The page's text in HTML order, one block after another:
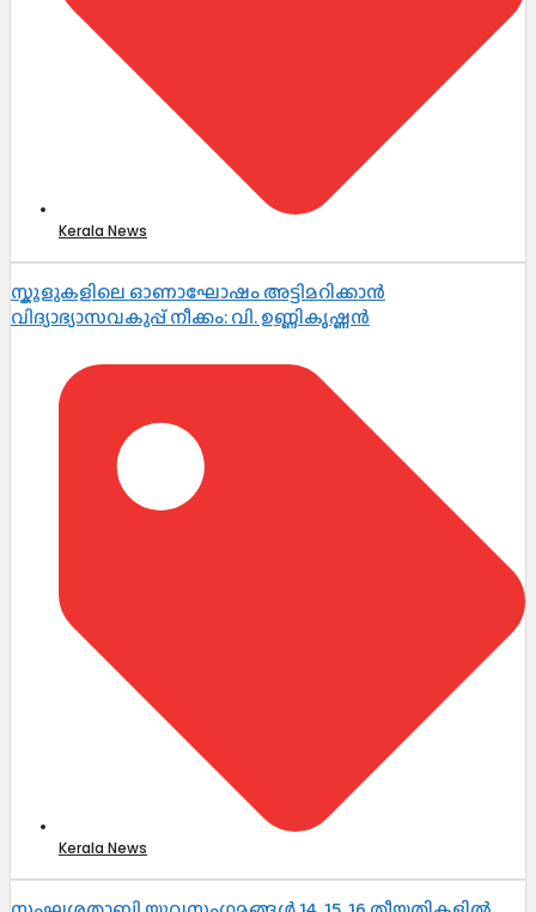
Kerala News
സ്കൂളുകളിലെ ഓണാഘോഷം അട്ടിമറിക്കാൻ
വിദ്യാഭ്യാസവകുപ്പ് നീക്കം: വി. ഉണ്ണികൃഷ്ണൻ
Kerala News